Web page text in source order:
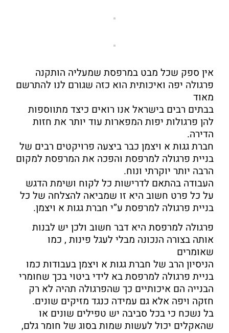
אין ספק שכל מבט במרפסת שמעליה הותקנה
פרגולה יפה ואיכותית הוא כזה שגורם לנו להתרשם
מאוד
בבתים רבים בישראל אנו רואים כיצד מתווספות
להן פרגולות יפות המפארות עוד יותר את חזות
הדירה.
חברת גגות א ויצמן כבר ביצעה פרויקטים רבים של
בניית פרגולה למרפסת והפכה את המרפסת למקום
הרבה יותר יוקרתי ונוח.
העבודה בהתאם לדרישות כל לקוח ושימת הדגש
על כל פרט חשוב היא זו שמביאה להצלחה של כל
בניית פרגולה למרפסת ע”י חברת גגות א ויצמן.
פרגולה למרפסת היא דבר חשוב ולכן יש לבנות
אותה בצורה הנכונה מבלי לעגל פינות , כמו
שאומרים
הניסיון הרב של חברת גגות א ויצמן בעבודות כמו
בניית פרגולה למרפסת בא לידי ביטוי בכך שחומרי
הבנייה הם איכותיים כך שהפרגולה תהיה לא רק
חזקה ויפה אלא גם עמידה כנגד מזיקים שונים.
בל נשכח כי בכל סביבה יש טפילים שונים או
שהאקלים יכול לעשות שמות בסוג של חומר גלם,